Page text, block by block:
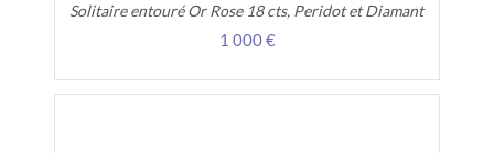
Solitaire entouré Or Rose 18 cts, Peridot et Diamant
1 000 €